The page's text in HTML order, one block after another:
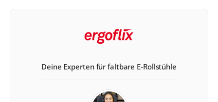
Deine Experten für faltbare E-Rollstühle